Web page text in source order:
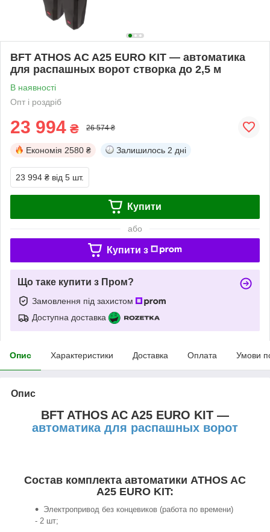
BFT ATHOS AC A25 EURO KIT — автоматика
для распашных ворот створка до 2,5 м
В наявності
Опт і роздріб
23 994 ₴ 26 574 ₴
Економія 2580 ₴ Залишилось 2 дні
23 994 ₴ від 5 шт.
Купити
або
Купити з
Що таке купити з Пром?
Замовлення під захистом
Доступна доставка
Опис Характеристики Доставка Оплата Умови
Опис
BFT ATHOS AC A25 EURO KIT —
автоматика для распашных ворот
Состав комплекта автоматики ATHOS AC
A25 EURO KIT:
Электропривод без концевиков (работа по времени)
- 2 шт;